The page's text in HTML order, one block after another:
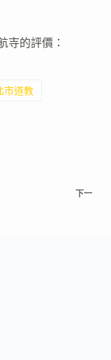
寺的評價：
市道教
下一